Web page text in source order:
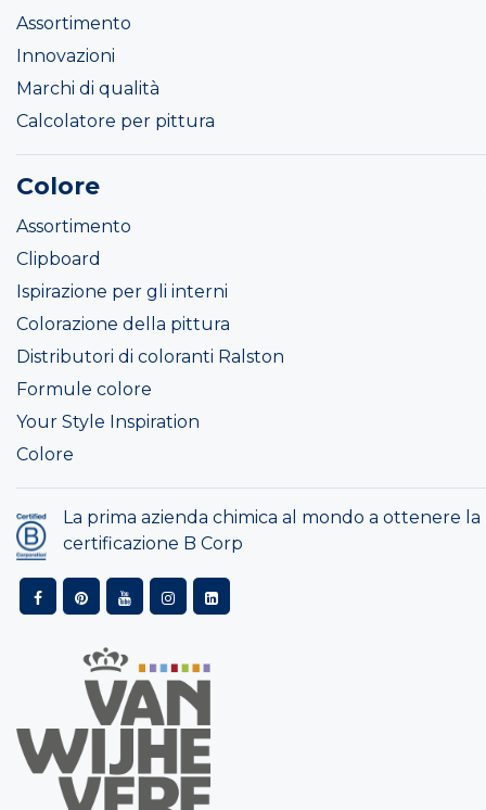
Assortimento
Innovazioni
Marchi di qualità
Calcolatore per pittura
Colore
Assortimento
Clipboard
Ispirazione per gli interni
Colorazione della pittura
Distributori di coloranti Ralston
Formule colore
Your Style Inspiration
Colore
La prima azienda chimica al mondo a ottenere la
certificazione B Corp